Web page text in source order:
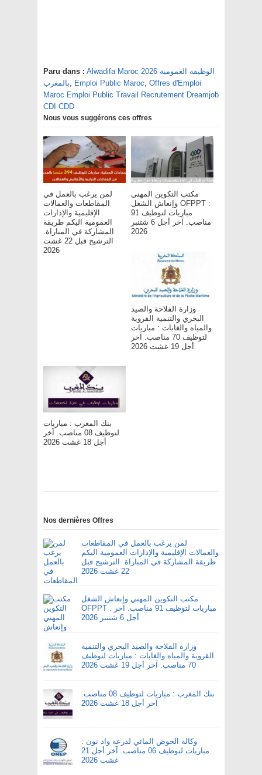
Paru dans : Alwadifa Maroc 2026 الوظيفة العمومية
بالمغرب, Emploi Public Maroc, Offres d'Emploi
Maroc Emploi Public Travail Recrutement Dreamjob
CDI CDD
Nous vous suggérons ces offres
لمن يرغب بالعمل في
المقاطعات والعمالات
الإقليمية والإدارات
العمومية اليكم طريقة
المشاركة في المباراة.
الترشيح قبل 22 غشت
2026
مكتب التكوين المهني
وإنعاش الشغل OFPPT :
مباريات لتوظيف 91
مناصب. آخر أجل 6 شتنبر
2026
وزارة الفلاحة والصيد
البحري والتنمية القروية
والمياه والغابات : مباريات
لتوظيف 70 مناصب. آخر
أجل 19 غشت 2026
بنك المغرب : مباريات
لتوظيف 08 مناصب. آخر
أجل 18 غشت 2026
Nos dernières Offres
لمن يرغب بالعمل في المقاطعات
والعمالات الإقليمية والإدارات العمومية اليكم
طريقة المشاركة في المباراة. الترشيح قبل
22 غشت 2026
مكتب التكوين المهني وإنعاش الشغل
OFPPT : مباريات لتوظيف 91 مناصب. آخر
أجل 6 شتنبر 2026
وزارة الفلاحة والصيد البحري والتنمية
القروية والمياه والغابات : مباريات لتوظيف
70 مناصب. آخر أجل 19 غشت 2026
بنك المغرب : مباريات لتوظيف 08 مناصب.
آخر أجل 18 غشت 2026
وكالة الحوض المائي لدرعة واد نون :
مباريات لتوظيف 06 مناصب. آخر أجل 21
غشت 2026